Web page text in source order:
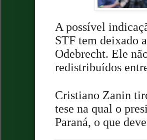
A possível
STF tem deixado
Odebrecht. Ele
redistribuídos
Cristiano Zanin
tese na qual o
Paraná, o que